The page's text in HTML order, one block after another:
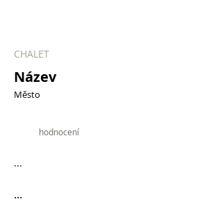
CHALET
Název
Město
hodnocení
...
...